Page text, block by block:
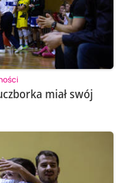
miał swój